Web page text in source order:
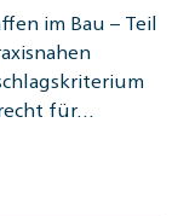
im Bau – Teil
für…